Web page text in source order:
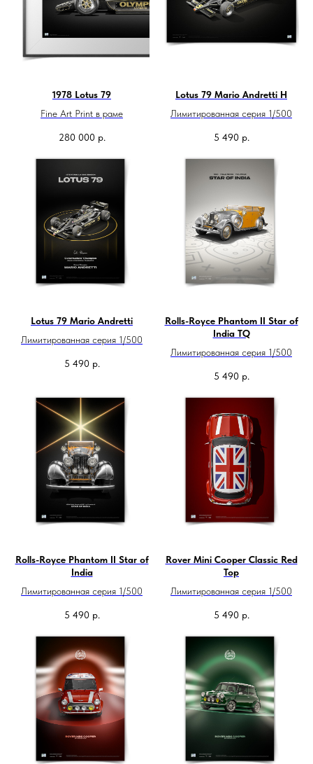
1978 Lotus 79
Fine Art Print в раме
280 000 р.
Lotus 79 Mario Andretti H
Лимитированная серия 1/500
5 490 р.
Lotus 79 Mario Andretti
Лимитированная серия 1/500
5 490 р.
Rolls-Royce Phantom II Star of
India TQ
Лимитированная серия 1/500
5 490 р.
Rolls-Royce Phantom II Star of
India
Лимитированная серия 1/500
5 490 р.
Rover Mini Cooper Classic Red
Top
Лимитированная серия 1/500
5 490 р.